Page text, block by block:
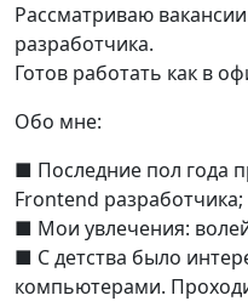
Рассматриваю
разработчика.
Готов работать как в
Обо мне:
■ Последние пол года
Frontend разработчика;
■ Мои увлечения:
■ С детства было
компьютерами.